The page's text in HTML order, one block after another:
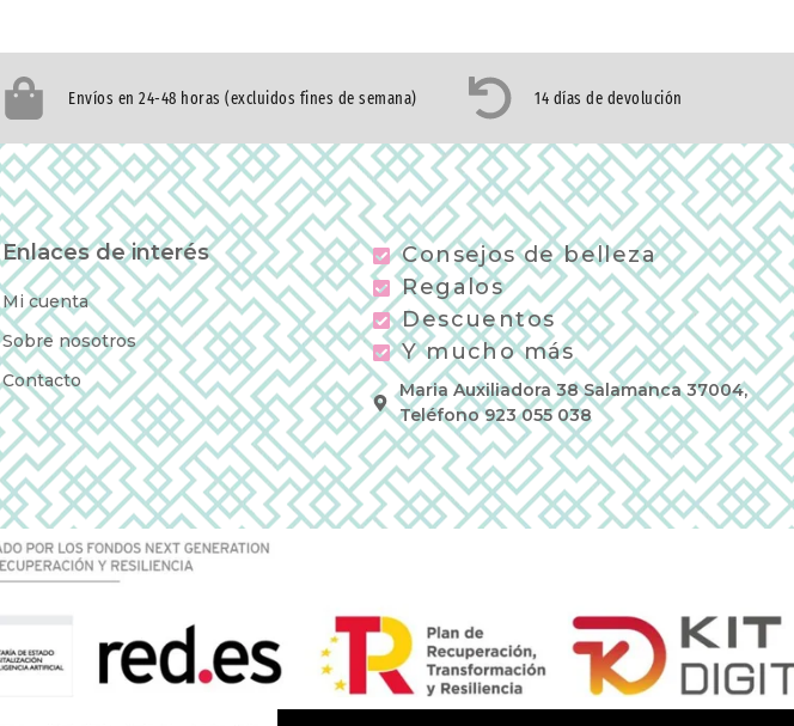
Envíos en 24-48 horas (excluidos fines de semana) 14 días de devolución
Enlaces de interés
Mi cuenta
Sobre nosotros
Contacto
Consejos de belleza
Regalos
Descuentos
Y mucho más
Maria Auxiliadora 38 Salamanca 37004,
Teléfono 923 055 038